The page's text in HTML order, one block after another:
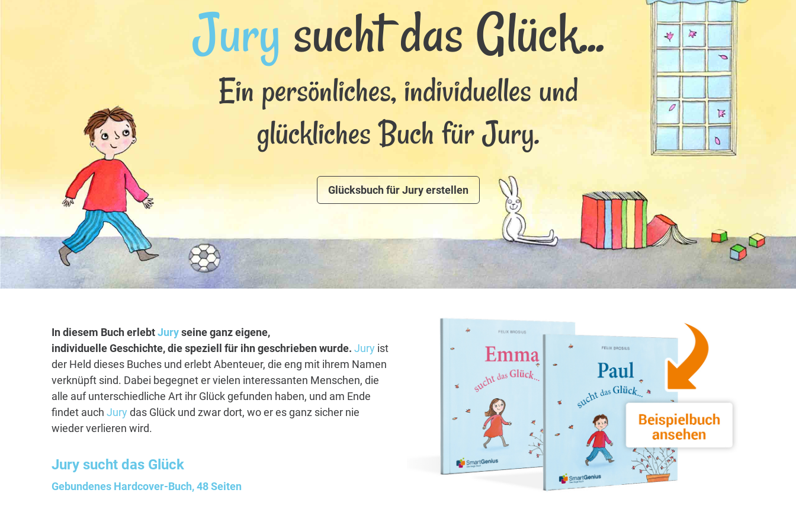
Jury sucht das Glück...
Ein persönliches, individuelles und
glückliches Buch für Jury.
Glücksbuch für Jury erstellen
In diesem Buch erlebtJuryseine ganz eigene,
individuelle Geschichte, die speziell für ihn geschrieben wurde. Jury ist
der Held dieses Buches und erlebt Abenteuer, die eng mit ihrem Namen
verknüpft sind. Dabei begegnet er vielen interessanten Menschen, die
alle auf unterschiedliche Art ihr Glück gefunden haben, und am Ende
findet auch Jury das Glück und zwar dort, wo er es ganz sicher nie
wieder verlieren wird.
Jury sucht das Glück
Gebundenes Hardcover-Buch, 48 Seiten